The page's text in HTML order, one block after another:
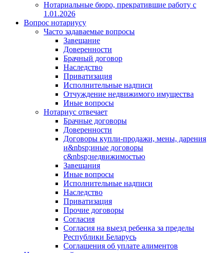
Нотариальные бюро, прекратившие работу с
1.01.2026
Вопрос нотариусу
Часто задаваемые вопросы
Завещание
Доверенности
Брачный договор
Наследство
Приватизация
Исполнительные надписи
Отчуждение недвижимого имущества
Иные вопросы
Нотариус отвечает
Брачные договоры
Доверенности
Договоры купли-продажи, мены, дарения
и&nbsp;иные договоры
с&nbsp;недвижимостью
Завещания
Иные вопросы
Исполнительные надписи
Наследство
Приватизация
Прочие договоры
Согласия
Согласия на выезд ребенка за пределы
Республики Беларусь
Соглашения об уплате алиментов